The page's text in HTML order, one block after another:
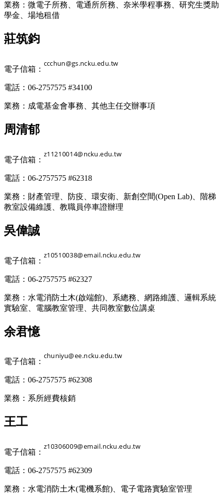
業務：微電子所務、電通所所務、奈米學程事務、研究生獎助
學金、場地租借
莊筑鈞
電子信箱：
電話：06-2757575 #34100
業務：成電基金會事務、其他主任交辦事項
周清郁
電子信箱：
電話：06-2757575 #62318
業務：財產管理、防疫、環安衛、新創空間(Open Lab)、階梯
教室設備維護、教職員停車證辦理
吳偉誠
電子信箱：
電話：06-2757575 #62327
業務：水電消防土木(啟端館)、系總務、網路維護、邏輯系統
實驗室、電腦教室管理、共同教室數位講桌
余君憶
電子信箱：
電話：06-2757575 #62308
業務：系所經費核銷
王工
電子信箱：
電話：06-2757575 #62309
業務：水電消防土木(電機系館)、電子電路實驗室管理